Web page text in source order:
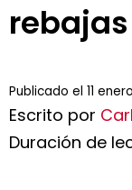
Publicado el 11
Escrito por
Duración de